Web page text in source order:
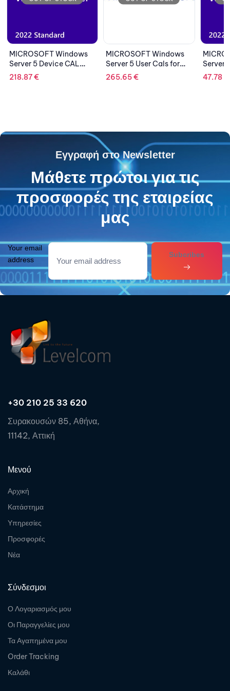
MICROSOFT Windows
Server 5 User Cals for
2019, DSP
265.65
MICROSOFT Windows
Server 1 Device CAL
47.78
Εγγραφή στο Newsletter
Μάθετε πρώτοι για τις
προσφορές της εταιρείας
μας
Your email
address
Subcribes
+30 210 25 33 620
Συρακουσών 85, Αθήνα,
11142, Αττική
Μενού
Αρχική
Κατάστημα
Υπηρεσίες
Προσφορές
Νέα
Σύνδεσμοι
Ο Λογαριασμός μου
Οι Παραγγελίες μου
Τα Αγαπημένα μου
Order Tracking
Καλάθι